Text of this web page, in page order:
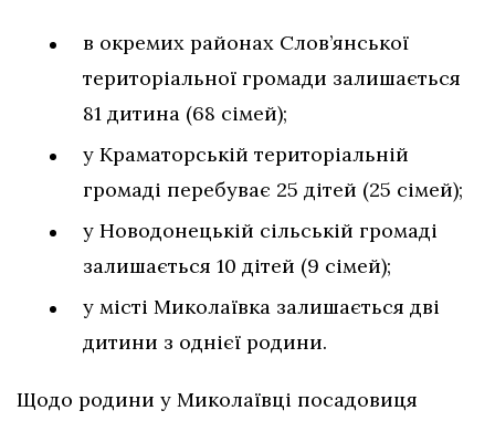
в окремих районах Слов’янської
територіальної громади залишається
81 дитина (68 сімей);
у Краматорській територіальній
громаді перебуває 25 дітей (25 сімей);
у Новодонецькій сільській громаді
залишається 10 дітей (9 сімей);
у місті Миколаївка залишається дві
дитини з однієї родини.
Щодо родини у Миколаївці посадовиця